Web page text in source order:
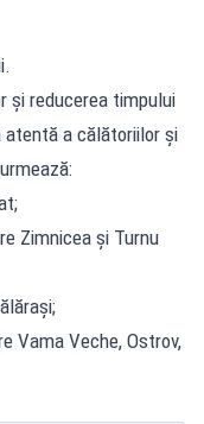
și reducerea timpului
atentă a călătoriilor și
Zimnicea și Turnu
Vama Veche, Ostrov,